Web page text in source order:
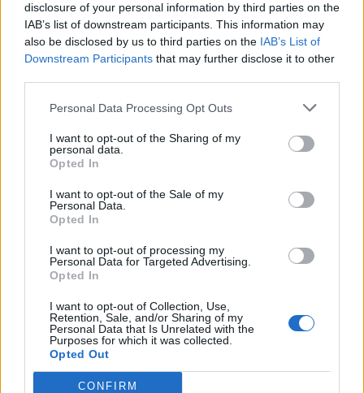
disclosure of your personal information by third parties on the
IAB’s list of downstream participants. This information may
also be disclosed by us to third parties on the IAB’s List of
Downstream Participants that may further disclose it to other
Personal Data Processing Opt Outs
I want to opt-out of the Sharing of my
personal data.
Opted In
I want to opt-out of the Sale of my
Personal Data.
Opted In
I want to opt-out of processing my
Personal Data for Targeted Advertising.
Opted In
I want to opt-out of Collection, Use,
Retention, Sale, and/or Sharing of my
Personal Data that Is Unrelated with the
Purposes for which it was collected.
Opted Out
CONFIRM
ΔΙΕΘΝΗ
Πού βρίσκεται η πιο ακριβή σουίτα
ξενοδοχείου στον κόσμο
Έχετε αναρωτηθεί ποτέ πώς θα ήταν το εσωτερικό ενός από τα
πιο ακριβά ρετιρέ ξενοδοχείων στο κόσμο στο οποίο, ρεαλιστικά
μιλώντας, γνωρίζετε ότι θα ήταν αρκετά δύσκολο να βρεθείτε; Στο
Ντουμπάι και συγκεκριμένα στο Atlantis The Royal, στην τεχνητή
νησίδα Palm Jumeirah, βρίσκεται μία από τις ακριβότερες και πιο
NEWSROOM/05 Αυγ 2026